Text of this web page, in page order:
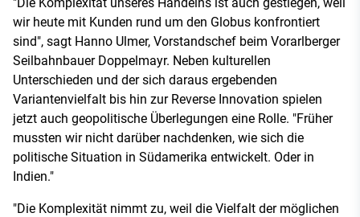
wir heute mit Kunden rund um den Globus konfrontiert
sind", sagt Hanno Ulmer, Vorstandschef beim Vorarlberger
Seilbahnbauer Doppelmayr. Neben kulturellen
Unterschieden und der sich daraus ergebenden
Variantenvielfalt bis hin zur Reverse Innovation spielen
jetzt auch geopolitische Überlegungen eine Rolle. "Früher
mussten wir nicht darüber nachdenken, wie sich die
politische Situation in Südamerika entwickelt. Oder in
Indien."
"Die Komplexität nimmt zu, weil die Vielfalt der möglichen